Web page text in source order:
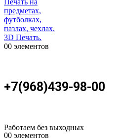
00 элементов
+7(968)439-98-00
Работаем без выходных
00 элементов